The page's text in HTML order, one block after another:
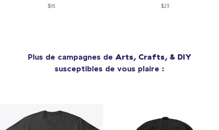
$18 $23
Plus de campagnes de Arts, Crafts, & DIY
susceptibles de vous plaire :